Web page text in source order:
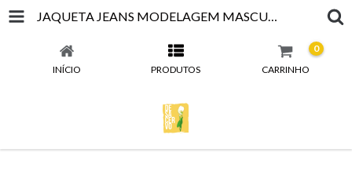
JAQUETA JEANS MODELAGEM MASCULINA VINTAGE HARD ROCK CAFE NEW YORK (M/ 40)
INÍCIO PRODUTOS CARRINHO
0